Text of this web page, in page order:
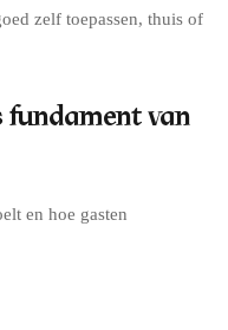
zelf toepassen, thuis of
fundament van
en hoe gasten